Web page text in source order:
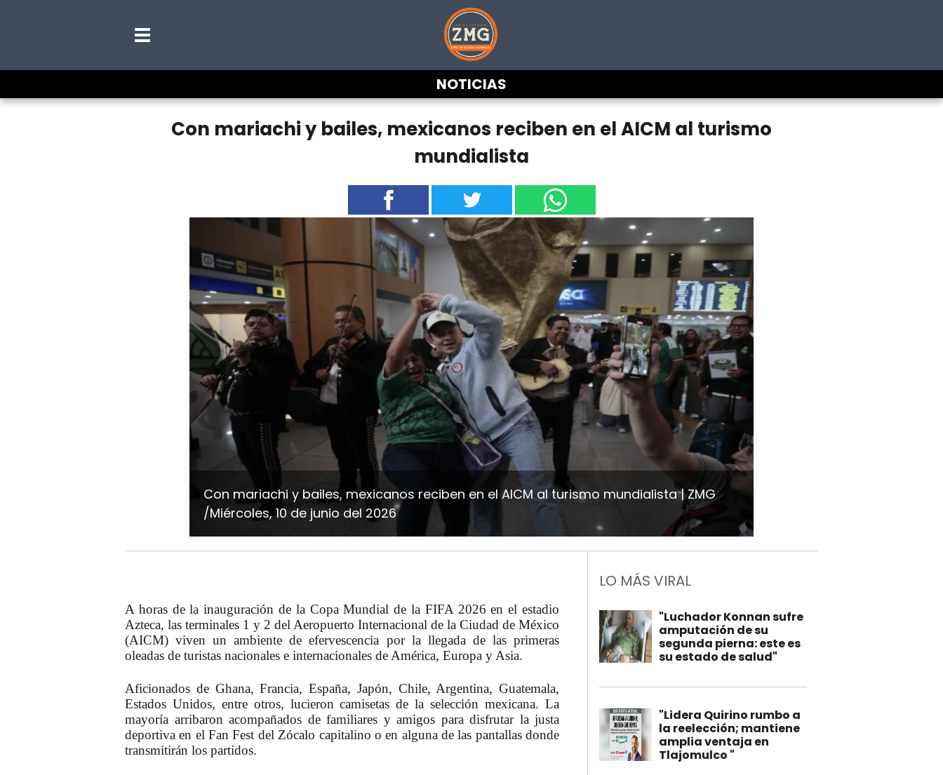
NOTICIAS
Con mariachi y bailes, mexicanos reciben en el AICM al turismo
mundialista
Con mariachi y bailes, mexicanos reciben en el AICM al turismo mundialista
ZMG
/Miércoles, 10 de junio del 2026
A horas de la inauguración de la Copa Mundial de la FIFA 2026 en el estadio
Azteca, las terminales 1 y 2 del Aeropuerto Internacional de la Ciudad de México
(AICM) viven un ambiente de efervescencia por la llegada de las primeras
oleadas de turistas nacionales e internacionales de América, Europa y Asia.
Aficionados de Ghana, Francia, España, Japón, Chile, Argentina, Guatemala,
Estados Unidos, entre otros, lucieron camisetas de la selección mexicana. La
mayoría arribaron acompañados de familiares y amigos para disfrutar la justa
deportiva en el Fan Fest del Zócalo capitalino o en alguna de las pantallas donde
transmitirán los partidos.
LO MÁS VIRAL
"Luchador Konnan sufre
amputación de su
segunda pierna: este es
su estado de salud"
"Lidera Quirino rumbo a
la reelección; mantiene
amplia ventaja en
Tlajomulco "